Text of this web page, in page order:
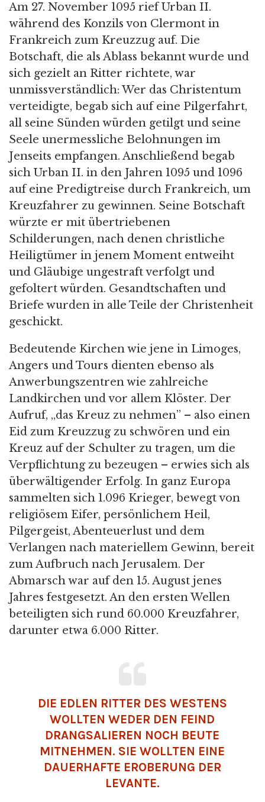
Am 27. November 1095 rief Urban II.
während des Konzils von Clermont in
Frankreich zum Kreuzzug auf. Die
Botschaft, die als Ablass bekannt wurde und
sich gezielt an Ritter richtete, war
unmissverständlich: Wer das Christentum
verteidigte, begab sich auf eine Pilgerfahrt,
all seine Sünden würden getilgt und seine
Seele unermessliche Belohnungen im
Jenseits empfangen. Anschließend begab
sich Urban II. in den Jahren 1095 und 1096
auf eine Predigtreise durch Frankreich, um
Kreuzfahrer zu gewinnen. Seine Botschaft
würzte er mit übertriebenen
Schilderungen, nach denen christliche
Heiligtümer in jenem Moment entweiht
und Gläubige ungestraft verfolgt und
gefoltert würden. Gesandtschaften und
Briefe wurden in alle Teile der Christenheit
geschickt.
Bedeutende Kirchen wie jene in Limoges,
Angers und Tours dienten ebenso als
Anwerbungszentren wie zahlreiche
Landkirchen und vor allem Klöster. Der
Aufruf, „das Kreuz zu nehmen” – also einen
Eid zum Kreuzzug zu schwören und ein
Kreuz auf der Schulter zu tragen, um die
Verpflichtung zu bezeugen – erwies sich als
überwältigender Erfolg. In ganz Europa
sammelten sich 1.096 Krieger, bewegt von
religiösem Eifer, persönlichem Heil,
Pilgergeist, Abenteuerlust und dem
Verlangen nach materiellem Gewinn, bereit
zum Aufbruch nach Jerusalem. Der
Abmarsch war auf den 15. August jenes
Jahres festgesetzt. An den ersten Wellen
beteiligten sich rund 60.000 Kreuzfahrer,
darunter etwa 6.000 Ritter.
DIE EDLEN RITTER DES WESTENS
WOLLTEN WEDER DEN FEIND
DRANGSALIEREN NOCH BEUTE
MITNEHMEN. SIE WOLLTEN EINE
DAUERHAFTE EROBERUNG DER
LEVANTE.